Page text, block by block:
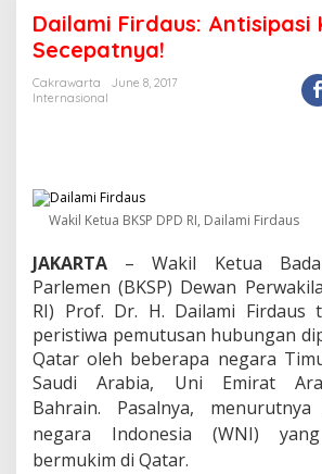
i
u
n
t
i
a
s
Dailami Firdaus: Antisipasi
Secepatnya!
Cakrawarta
June 8, 2017
Internasional
Wakil Ketua BKSP DPD RI, Dailami Firdaus
JAKARTA – Wakil Ketua
Parlemen (BKSP) Dewan
RI) Prof. Dr. H. Dailami Firdaus
peristiwa pemutusan hubungan
Qatar oleh beberapa negara
Saudi Arabia, Uni Emirat
Bahrain. Pasalnya,
negara Indonesia (WNI)
bermukim di Qatar.